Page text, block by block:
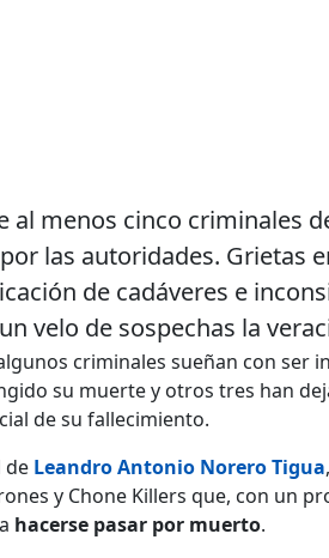
al menos cinco criminales
las autoridades. Grietas
de cadáveres e
velo de sospechas la
criminales sueñan con ser
su muerte y otros tres han
de su fallecimiento.
de Leandro Antonio Norero Tigua
y Chone Killers que, con un
hacerse pasar por muerto.